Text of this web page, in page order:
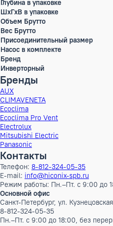
Гарантийный срок
Производительность холод
Высота
Ширина
Глубина
ШxГxВ
Вес
Высота в упаковке
Ширина в упаковке
Глубина в упаковке
ШxГxВ в упаковке
Объем Брутто
Вес Брутто
Присоединительный размер
Насос в комплекте
Бренд
Инверторный
Бренды
AUX
CLIMAVENETA
Ecoclima